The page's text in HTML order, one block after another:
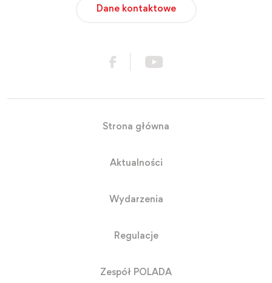
Dane kontaktowe
Strona główna
Aktualności
Wydarzenia
Regulacje
Zespół POLADA